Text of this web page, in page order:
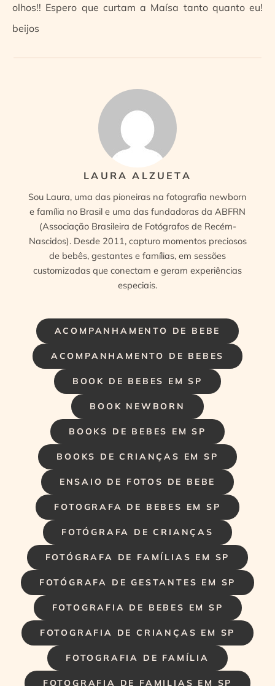
olhos!! Espero que curtam a Maísa tanto quanto eu!
beijos
ACOMPANHAMENTO DE BEBE
ACOMPANHAMENTO DE BEBES
BOOK DE BEBES EM SP
BOOK NEWBORN
BOOKS DE BEBES EM SP
BOOKS DE CRIANÇAS EM SP
ENSAIO DE FOTOS DE BEBE
FOTOGRAFA DE BEBES EM SP
FOTÓGRAFA DE CRIANÇAS
FOTÓGRAFA DE FAMÍLIAS EM SP
FOTÓGRAFA DE GESTANTES EM SP
FOTOGRAFIA DE BEBES EM SP
FOTOGRAFIA DE CRIANÇAS EM SP
FOTOGRAFIA DE FAMÍLIA
FOTOGRAFIA DE FAMILIAS EM SP
LAURA ALZUETA
Sou Laura, uma das pioneiras na fotografia newborn
e família no Brasil e uma das fundadoras da ABFRN
(Associação Brasileira de Fotógrafos de Recém-
Nascidos). Desde 2011, capturo momentos preciosos
de bebês, gestantes e famílias, em sessões
customizadas que conectam e geram experiências
especiais.